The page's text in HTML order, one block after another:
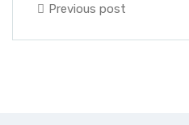
Previous post